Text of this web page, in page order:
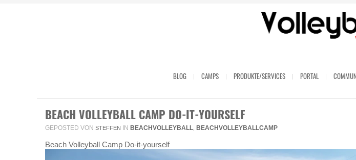
BLOG CAMPS PRODUKTE/SERVICES PORTAL
BEACH VOLLEYBALL CAMP DO-IT-YOURSELF
GEPOSTED VON STEFFEN IN BEACHVOLLEYBALL BEACHVOLLEYBALLCAMP
Beach Volleyball Camp Do-it-yourself